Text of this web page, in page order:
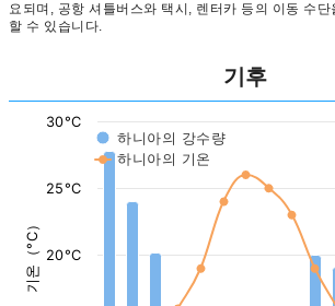
요되며, 공항 셔틀버스와 택시, 렌터카 등의 이동 수
할 수 있습니다.
기후
기온（°C）
하니아의 강수량
하니아의 기온
20°C
25°C
30°C